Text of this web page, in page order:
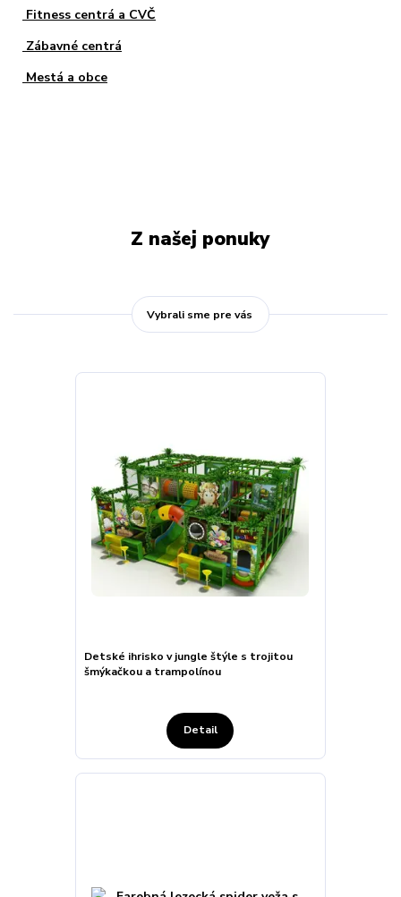
Fitness centrá a CVČ
Zábavné centrá
Mestá a obce
Z našej ponuky
Vybrali sme pre vás
Detské ihrisko v jungle štýle s trojitou
šmýkačkou a trampolínou
Detail